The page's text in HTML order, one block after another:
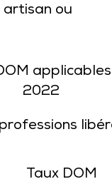
artisan ou
2022
Taux DOM